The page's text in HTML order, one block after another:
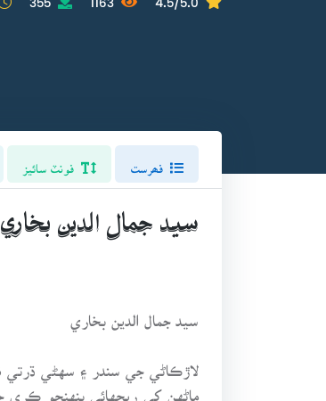
سيد جمال الدين بخاري
سيد جمال الدين بخاري
لاڙڪاڻي جي سندر ۽ سهڻي ڌرتي
ماڻهن کي ريجهائي پنهنجو ڪري